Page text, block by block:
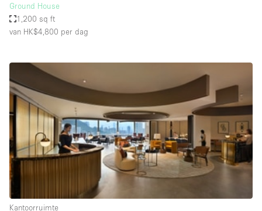
Dakterras
Drankvergunning
Etalage
Grote entree
Haussmann-stijl
Industrieel
Internet
Kantoorbenodigdheden
Ground House
1,200 sq ft
van HK$4,800 per dag
Kantoorruimte